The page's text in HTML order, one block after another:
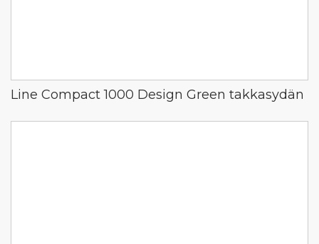
Line Compact 1000 Design Green takkasydän